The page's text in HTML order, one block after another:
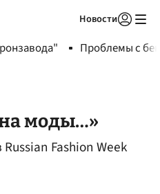
Новости
Проблемы с
моды…»
Fashion Week